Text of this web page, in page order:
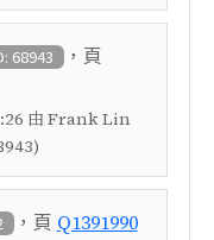
68943 ，頁
由 Frank Lin
，頁 Q1391990